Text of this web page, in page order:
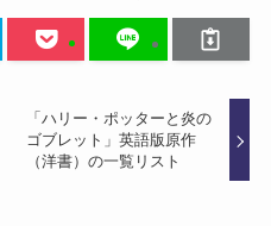
「ハリー・ポッターと炎の
ゴブレット」英語版原作
（洋書）の一覧リスト